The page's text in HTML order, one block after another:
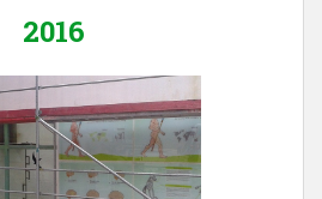
2016